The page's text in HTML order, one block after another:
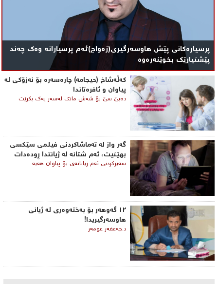
پرسیارەکانی پێش هاوسەرگیری(زەواج)ئەم پرسیارانە وەک چەند
پێشنیارێک بخوێنەرەوە
کەڵەشاخ (حیجامە) چارەسەرە بۆ نەزۆکی لە
پیاوان و ئافرەتاندا
دەبێ سێ بۆ شەش مانگ لەسەر یەک بكرێت
گه‌ر واز له‌ ته‌ماشاكردنی فیلمی ‌سێكسی
بهێنیت، ئه‌م شتانه‌ له‌ ژیانتدا ڕوده‌دات
سه‌یركردنی ئه‌م زیانانه‌ی‌ بۆ پیاوان هه‌یه‌
١٢ گەوهەر بۆ بەختەوەری لە ژیانی
هاوسەرگیریدا!
د.جەعفەر عومەر